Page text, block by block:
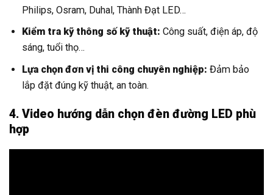
Philips, Osram, Duhal, Thành Đạt LED…
Kiểm tra kỹ thông số kỹ thuật: Công suất, điện áp, độ
sáng, tuổi thọ…
Lựa chọn đơn vị thi công chuyên nghiệp: Đảm bảo
lắp đặt đúng kỹ thuật, an toàn.
4. Video hướng dẫn chọn đèn đường LED phù
hợp